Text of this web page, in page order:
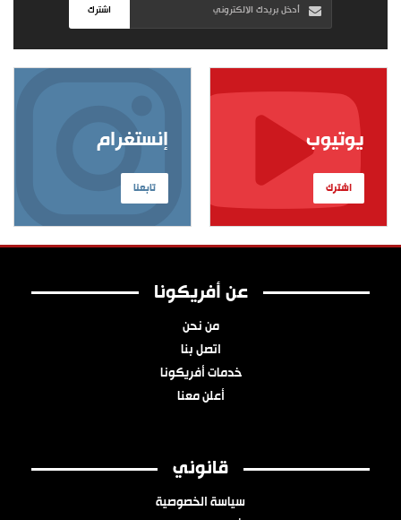
اشترك
إنستغرام
تابعنا
يوتيوب
اشترك
عن أفريكونا
من نحن
اتصل بنا
خدمات أفريكونا
أعلن معنا
قانوني
سياسة الخصوصية